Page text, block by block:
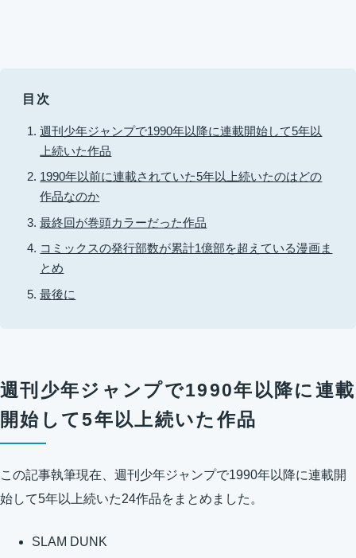
目次
週刊少年ジャンプで1990年以降に連載開始して5年以
上続いた作品
1990年以前に連載されていた5年以上続いたのはどの
作品なのか
最終回が巻頭カラーだった作品
コミックスの発行部数が累計1億部を超えている漫画ま
とめ
最後に
週刊少年ジャンプで1990年以降に連載
開始して5年以上続いた作品
この記事執筆現在、週刊少年ジャンプで1990年以降に連載開
始して5年以上続いた24作品をまとめました。
SLAM DUNK